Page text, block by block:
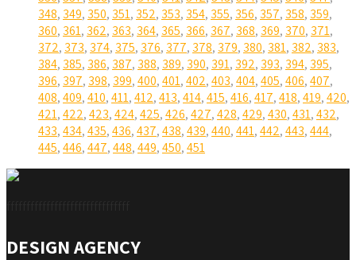
348, 349, 350, 351, 352, 353, 354, 355, 356, 357, 358, 359,
360, 361, 362, 363, 364, 365, 366, 367, 368, 369, 370, 371,
372, 373, 374, 375, 376, 377, 378, 379, 380, 381, 382, 383,
384, 385, 386, 387, 388, 389, 390, 391, 392, 393, 394, 395,
396, 397, 398, 399,400,401,402,403,404,405,406,407,
408,409,410,411,412,413,414,415,416,417,418,419,420,
421,422,423,424,425,426,427,428,429,430,431,432,
433,434,435,436,437,438,439,440,441,442,443,444,
445,446,447,448,449,450,451
DESIGN AGENCY